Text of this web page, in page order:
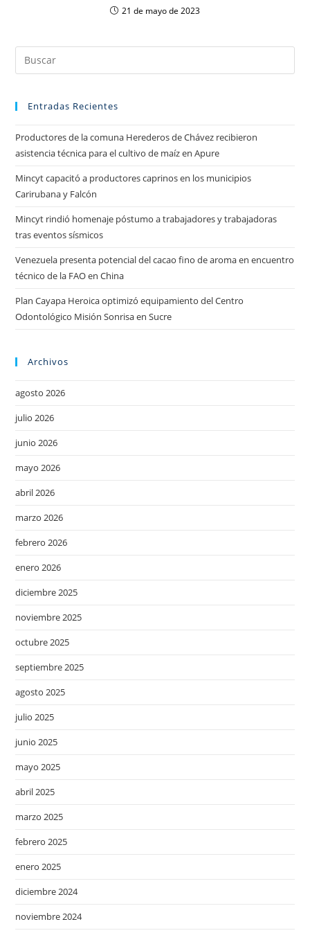
21 de mayo de 2023
Entradas Recientes
Productores de la comuna Herederos de Chávez recibieron
asistencia técnica para el cultivo de maíz en Apure
Mincyt capacitó a productores caprinos en los municipios
Carirubana y Falcón
Mincyt rindió homenaje póstumo a trabajadores y trabajadoras
tras eventos sísmicos
Venezuela presenta potencial del cacao fino de aroma en encuentro
técnico de la FAO en China
Plan Cayapa Heroica optimizó equipamiento del Centro
Odontológico Misión Sonrisa en Sucre
Archivos
agosto 2026
julio 2026
junio 2026
mayo 2026
abril 2026
marzo 2026
febrero 2026
enero 2026
diciembre 2025
noviembre 2025
octubre 2025
septiembre 2025
agosto 2025
julio 2025
junio 2025
mayo 2025
abril 2025
marzo 2025
febrero 2025
enero 2025
diciembre 2024
noviembre 2024